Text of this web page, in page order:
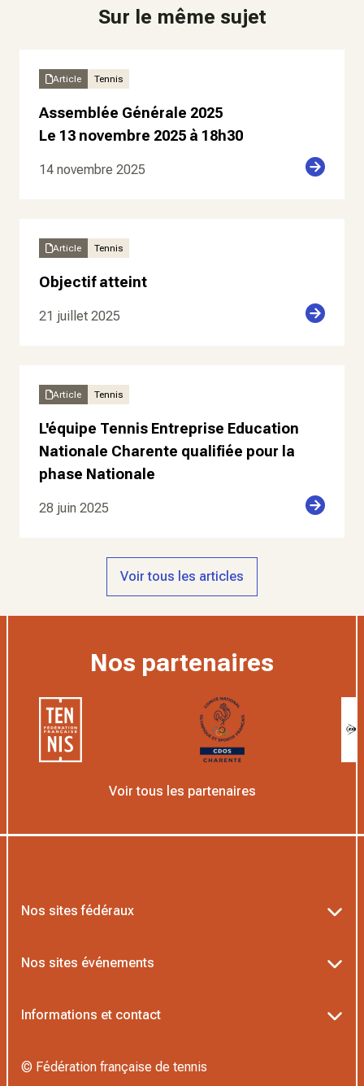
Sur le même sujet
Article Tennis
Assemblée Générale 2025
Le 13 novembre 2025 à 18h30
14 novembre 2025
Article Tennis
Objectif atteint
21 juillet 2025
Article Tennis
L'équipe Tennis Entreprise Education
Nationale Charente qualifiée pour la
phase Nationale
28 juin 2025
Voir tous les articles
Nos partenaires
Voir tous les partenaires
Nos sites fédéraux
AEI/MOJA
Nos sites événements
Informations et contact
© Fédération française de tennis